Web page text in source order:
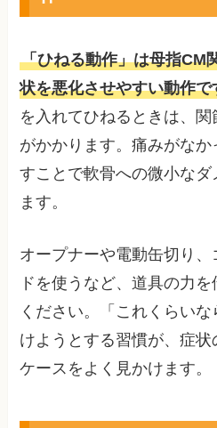
「ひねる動作」は母指CM
状を悪化させやすい動作で
を入れてひねるときは、
がかかります。痛みがな
すことで軟骨への微小なダ
ます。
オープナーや電動缶切り
ドを使うなど、道具の力
ください。「これくらい
けようとする習慣が、症
ケースをよく見かけます。